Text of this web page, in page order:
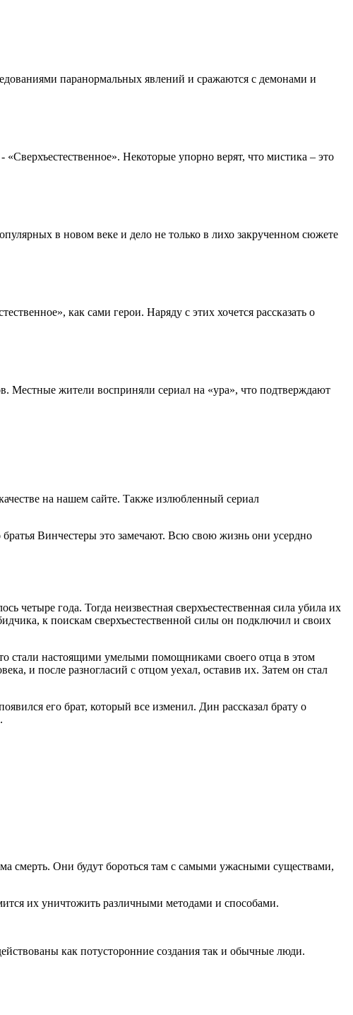
паранормальных явлений и сражаются с демонами и
Некоторые упорно верят, что мистика – это
в новом веке и дело не только в лихо закрученном сюжете
как сами герои. Наряду с этих хочется рассказать о
Местные жители восприняли сериал на «ура», что подтверждают
на нашем сайте. Также излюбленный сериал
Винчестеры это замечают. Всю свою жизнь они усердно
года. Тогда неизвестная сверхъестественная сила убила их
к поискам сверхъестественной силы он подключил и своих
стали настоящими умелыми помощниками своего отца в этом
и после разногласий с отцом уехал, оставив их. Затем он стал
его брат, который все изменил. Дин рассказал брату о
смерть. Они будут бороться там с самыми ужасными существами,
их уничтожить различными методами и способами.
как потусторонние создания так и обычные люди.